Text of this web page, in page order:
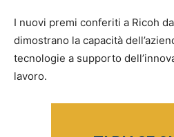
I nuovi premi conferiti a Ricoh
dimostrano la capacità
tecnologie a supporto
lavoro.